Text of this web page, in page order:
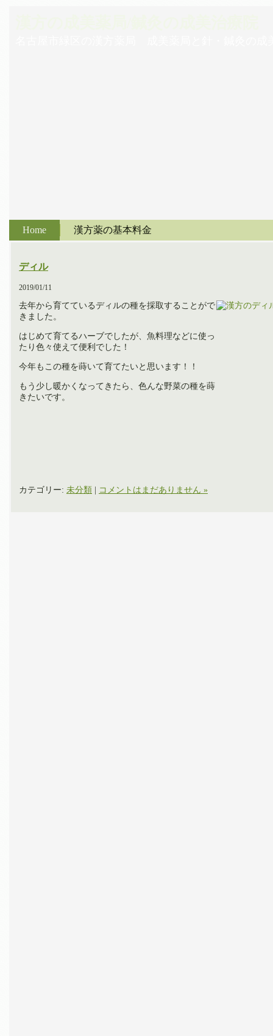
Home 漢方薬の基本料金
ディル
2019/01/11
去年から育てているディルの種を採取することがで
きました。
はじめて育てるハーブでしたが、魚料理などに使っ
たり色々使えて便利でした！
今年もこの種を蒔いて育てたいと思います！！
もう少し暖かくなってきたら、色んな野菜の種を蒔
きたいです。
カテゴリー: 未分類 コメントはまだありません »